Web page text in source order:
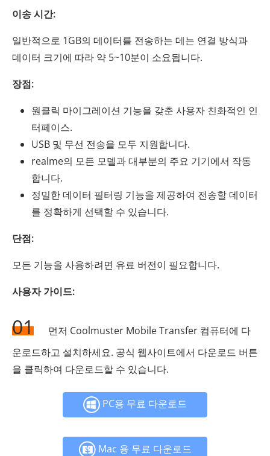
이송 시간:
일반적으로 1GB의 데이터를 전송하는 데는 연결 방식과
데이터 크기에 따라 약 5~10분이 소요됩니다.
장점:
원클릭 마이그레이션 기능을 갖춘 사용자 친화적인 인
터페이스.
USB 및 무선 전송을 모두 지원합니다.
realme의 모든 모델과 대부분의 주요 기기에서 작동
합니다.
정밀한 데이터 필터링 기능을 제공하여 전송할 데이터
를 정확하게 선택할 수 있습니다.
단점:
모든 기능을 사용하려면 유료 버전이 필요합니다.
사용자 가이드:
01
먼저 Coolmuster Mobile Transfer 컴퓨터에 다
운로드하고 설치하세요. 공식 웹사이트에서 다운로드 버튼
을 클릭하여 다운로드할 수 있습니다.
PC용 무료 다운로드
Mac 용 무료 다운로드